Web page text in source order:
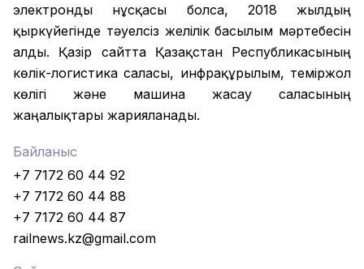
электронды нұсқасы болса, 2018 жылдың
қыркүйегінде тәуелсіз желілік басылым мәртебесін
алды. Қазір сайтта Қазақстан Республикасының
көлік-логистика саласы, инфрақұрылым, теміржол
көлігі және машина жасау саласының
жаңалықтары жарияланады.
Байланыс
+7 7172 60 44 92
+7 7172 60 44 88
+7 7172 60 44 87
railnews.kz@gmail.com